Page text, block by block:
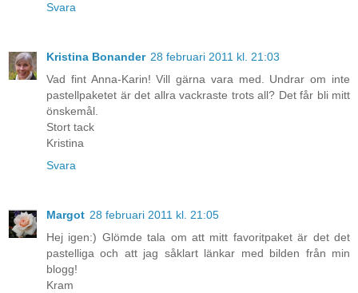
Svara
Kristina Bonander 28 februari 2011 kl. 21:03
Vad fint Anna-Karin! Vill gärna vara med. Undrar om inte
pastellpaketet är det allra vackraste trots all? Det får bli mitt
önskemål.
Stort tack
Kristina
Svara
Margot 28 februari 2011 kl. 21:05
Hej igen:) Glömde tala om att mitt favoritpaket är det det
pastelliga och att jag såklart länkar med bilden från min
blogg!
Kram